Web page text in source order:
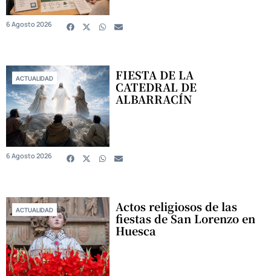
6 Agosto 2026
ACTUALIDAD FIESTA DE LA
CATEDRAL DE
ALBARRACÍN
6 Agosto 2026
ACTUALIDAD Actos religiosos de las
fiestas de San Lorenzo en
Huesca